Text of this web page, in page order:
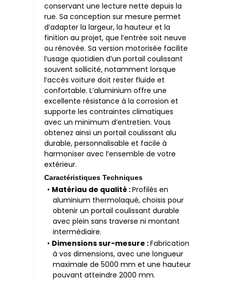
conservant une lecture nette depuis la
rue. Sa conception sur mesure permet
d’adapter la largeur, la hauteur et la
finition au projet, que l’entrée soit neuve
ou rénovée. Sa version motorisée facilite
l’usage quotidien d’un portail coulissant
souvent sollicité, notamment lorsque
l’accès voiture doit rester fluide et
confortable. L’aluminium offre une
excellente résistance à la corrosion et
supporte les contraintes climatiques
avec un minimum d’entretien. Vous
obtenez ainsi un portail coulissant alu
durable, personnalisable et facile à
harmoniser avec l’ensemble de votre
extérieur.
Caractéristiques Techniques
• Matériau de qualité :Profilés en
aluminium thermolaqué, choisis pour
obtenir un portail coulissant durable
avec plein sans traverse ni montant
intermédiaire.
• Dimensions sur-mesure :Fabrication
à vos dimensions, avec une longueur
maximale de 5000 mm et une hauteur
pouvant atteindre 2000 mm.